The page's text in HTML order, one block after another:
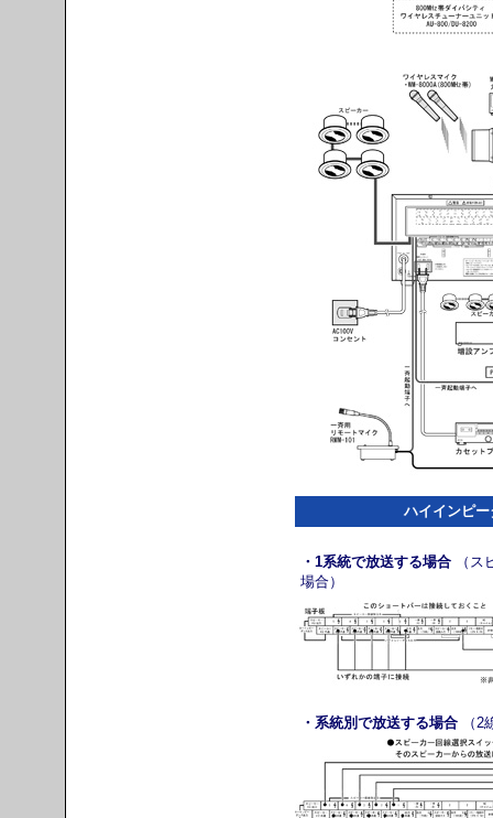
ハイインピ
・1系統で放送する場合（ス
場合）
・系統別で放送する場合 （2